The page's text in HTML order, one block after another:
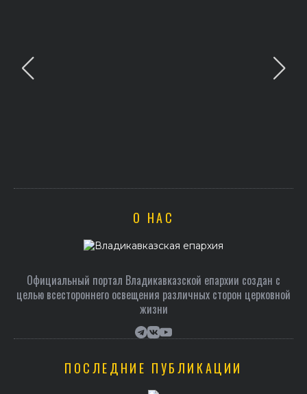
О НАС
Официальный портал Владикавказской епархии создан c
целью всестороннего освещения различных сторон церковной
жизни
ПОСЛЕДНИЕ ПУБЛИКАЦИИ